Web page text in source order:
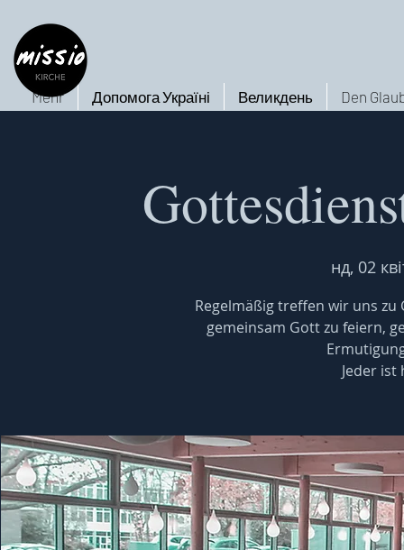
Den
Великдень
Допомога Україні
Mehr
нд, 02
Regelmäßig treffen wir uns
gemeinsam Gott zu feiern,
Jeder